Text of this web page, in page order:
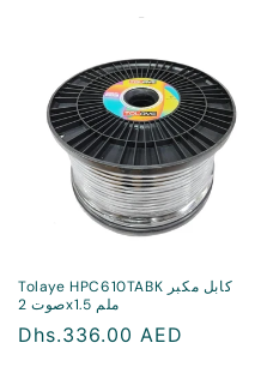
Tolaye HPC610TABK كابل مكبر
صوت 2x1.5 ملم
سعر
Dhs.336.00 AED